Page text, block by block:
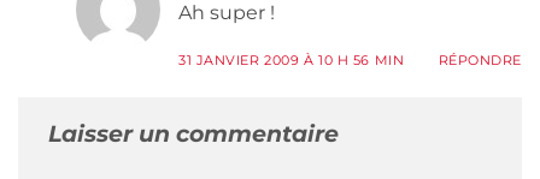
Ah super !
31 JANVIER 2009 À 10 H 56 MIN RÉPONDRE
Laisser un commentaire